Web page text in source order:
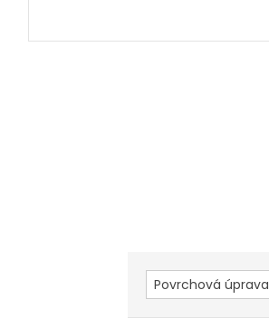
Povrchová úprava